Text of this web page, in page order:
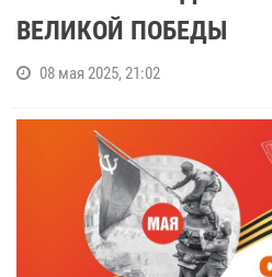
ВЕЛИКОЙ ПОБЕДЫ
08 мая 2025, 21:02